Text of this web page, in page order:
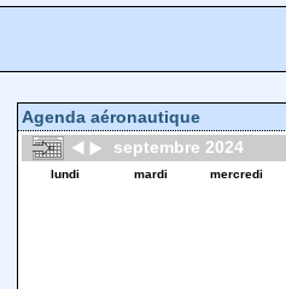
Agenda aéronautique
septembre 2024
lundi mardi mercredi